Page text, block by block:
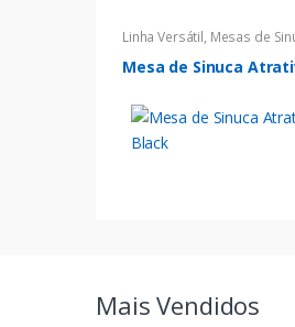
Linha Versátil, Mesas de
Mesa de Sinuca
Mais Vendidos